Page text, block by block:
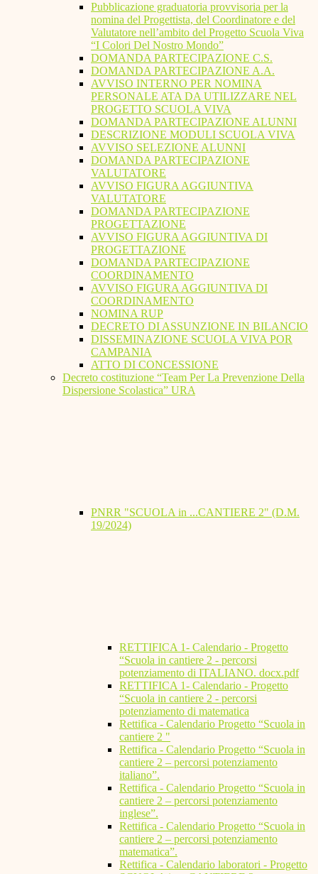
Pubblicazione graduatoria provvisoria per la
nomina del Progettista, del Coordinatore e del
Valutatore nell’ambito del Progetto Scuola Viva
“I Colori Del Nostro Mondo”
DOMANDA PARTECIPAZIONE C.S.
DOMANDA PARTECIPAZIONE A.A.
AVVISO INTERNO PER NOMINA
PERSONALE ATA DA UTILIZZARE NEL
PROGETTO SCUOLA VIVA
DOMANDA PARTECIPAZIONE ALUNNI
DESCRIZIONE MODULI SCUOLA VIVA
AVVISO SELEZIONE ALUNNI
DOMANDA PARTECIPAZIONE
VALUTATORE
AVVISO FIGURA AGGIUNTIVA
VALUTATORE
DOMANDA PARTECIPAZIONE
PROGETTAZIONE
AVVISO FIGURA AGGIUNTIVA DI
PROGETTAZIONE
DOMANDA PARTECIPAZIONE
COORDINAMENTO
AVVISO FIGURA AGGIUNTIVA DI
COORDINAMENTO
NOMINA RUP
DECRETO DI ASSUNZIONE IN BILANCIO
DISSEMINAZIONE SCUOLA VIVA POR
CAMPANIA
ATTO DI CONCESSIONE
Decreto costituzione “Team Per La Prevenzione Della
Dispersione Scolastica” URA
PNRR "SCUOLA in ...CANTIERE 2" (D.M.
19/2024)
RETTIFICA 1- Calendario - Progetto
“Scuola in cantiere 2 - percorsi
potenziamento di ITALIANO. docx.pdf
RETTIFICA 1- Calendario - Progetto
“Scuola in cantiere 2 - percorsi
potenziamento di matematica
Rettifica - Calendario Progetto “Scuola in
cantiere 2 "
Rettifica - Calendario Progetto “Scuola in
cantiere 2 – percorsi potenziamento
italiano”.
Rettifica - Calendario Progetto “Scuola in
cantiere 2 – percorsi potenziamento
inglese”.
Rettifica - Calendario Progetto “Scuola in
cantiere 2 – percorsi potenziamento
matematica”.
Rettifica - Calendario laboratori - Progetto